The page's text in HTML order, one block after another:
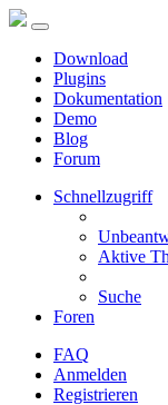
Download
Plugins
Dokumentation
Demo
Blog
Forum
Schnellzugriff
Aktive
Suche
Foren
FAQ
Anmelden
Registrieren